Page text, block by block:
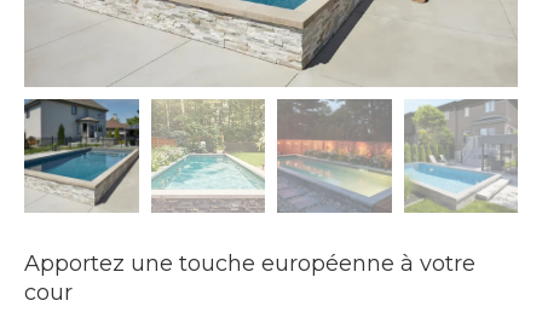
Apportez une touche européenne à votre
cour